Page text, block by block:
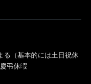
る（基本的には土日祝休
弔休暇